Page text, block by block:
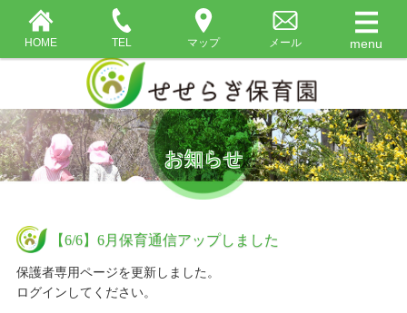
HOME TEL マップ メール
お知らせ
【6/6】6月保育通信アップしました
保護者専用ページを更新しました。
ログインしてください。